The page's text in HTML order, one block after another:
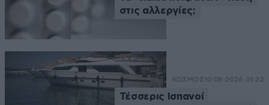
στις αλλεργίες;
ΚΟΣΜΟΣ 10·08·2026 01:22
Τέσσερις Ισπανοί